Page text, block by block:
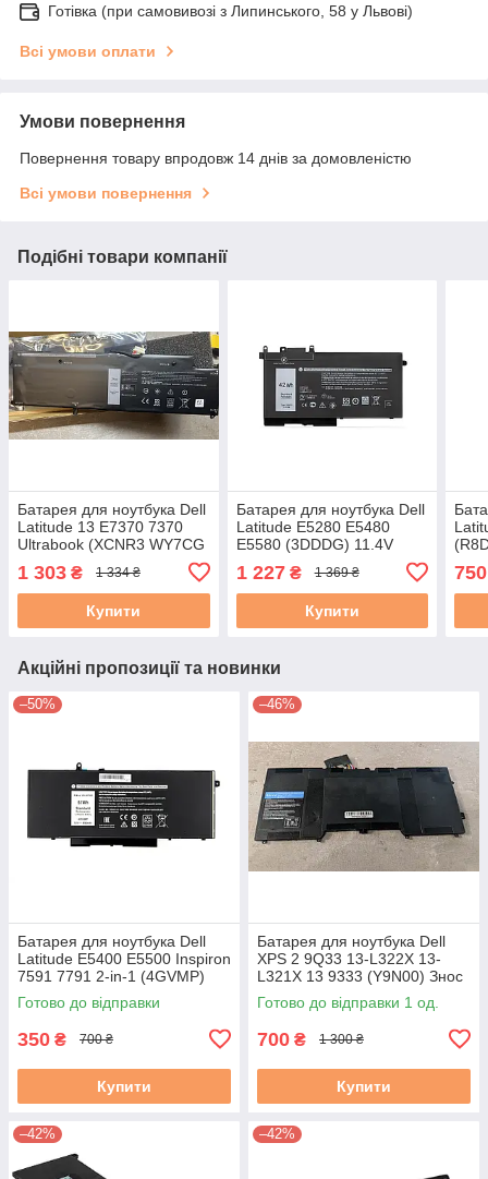
Готівка (при самовивозі з Липинського, 58 у Львові)
Всі умови оплати
Умови повернення
Повернення товару впродовж 14 днів за домовленістю
Всі умови повернення
Подібні товари компанії
Батарея для ноутбука Dell
Latitude 13 E7370 7370
Ultrabook (XCNR3 WY7CG
1 303 ₴ 1 334 ₴
Купити
Батарея для ноутбука Dell
Latitude E5280 E5480
E5580 (3DDDG) 11.4V
1 227₴ 1 369 ₴
Купити
750
Акційні пропозиції та новинки
–50%
Батарея для ноутбука Dell
Latitude E5400 E5500 Inspiron
7591 7791 2-in-1 (4GVMP)
7,6V (Знос 51-60) бу B-
Готово до відправки
350 ₴ 700 ₴
Купити
–46%
Батарея для ноутбука Dell
XPS 2 9Q33 13-L322X 13-
L321X 13 9333 (Y9N00) Знос
16-30% 37-30WH #
Готово до відправки 1 од.
700 ₴ 1 300 ₴
Купити
–42% –42%